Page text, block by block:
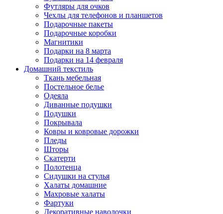
Футляры для очков
Чехлы для телефонов и планшетов
Подарочные пакеты
Подарочные коробки
Магнитики
Подарки на 8 марта
Подарки на 14 февраля
Домашний текстиль
Ткань мебельная
Постельное белье
Одеяла
Диванные подушки
Подушки
Покрывала
Ковры и ковровые дорожки
Пледы
Шторы
Скатерти
Полотенца
Сидушки на стулья
Халаты домашние
Махровые халаты
Фартуки
Декоративные наволочки